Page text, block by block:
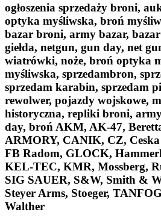
ogłoszenia sprzedaży broni,
optyka myśliwska, broń
bazar broni, army bazar,
giełda, netgun, gun day, net
wiatrówki, noże, broń optyka
myśliwska, sprzedambron,
sprzedam karabin, sprzedam
rewolwer, pojazdy wojskowe,
historyczna, repliki broni,
day, broń AKM, AK-47,
ARMORY, CANIK, CZ,
FB Radom, GLOCK,
KEL-TEC, KMR, Mossberg,
SIG SAUER, S&W, Smith &
Steyer Arms, Stoeger,
Walther